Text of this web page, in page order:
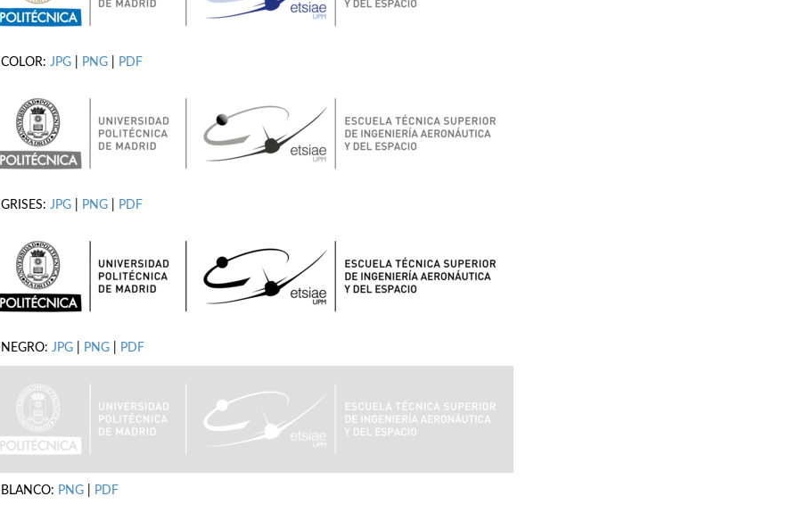
COLOR: JPG PNG PDF
GRISES: JPG PNG PDF
NEGRO: JPG PNG PDF
BLANCO: PNG PDF